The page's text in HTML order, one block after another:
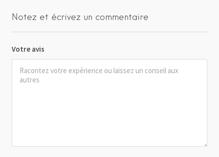
Notez et écrivez un commentaire
Votre avis